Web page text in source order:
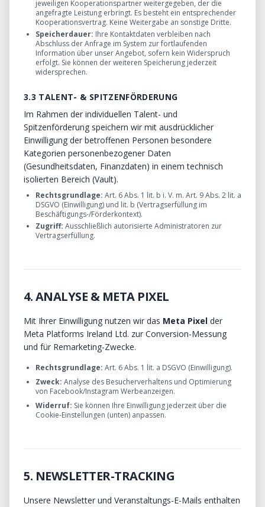
jeweiligen Kooperationspartner weitergegeben, der die
angefragte Leistung erbringt. Es besteht ein entsprechender
Kooperationsvertrag. Keine Weitergabe an sonstige Dritte.
Speicherdauer: Ihre Kontaktdaten verbleiben nach
Abschluss der Anfrage im System zur fortlaufenden
Information über unser Angebot, sofern kein Widerspruch
erfolgt. Sie können der weiteren Speicherung jederzeit
widersprechen.
3.3 TALENT- & SPITZENFÖRDERUNG
Im Rahmen der individuellen Talent- und
Spitzenförderung speichern wir mit ausdrücklicher
Einwilligung der betroffenen Personen besondere
Kategorien personenbezogener Daten
(Gesundheitsdaten, Finanzdaten) in einem technisch
isolierten Bereich (Vault).
Rechtsgrundlage: Art. 6 Abs. 1 lit. b i. V. m. Art. 9 Abs. 2 lit. a
DSGVO (Einwilligung) und lit. b (Vertragserfüllung im
Beschäftigungs-/Förderkontext).
Zugriff: Ausschließlich autorisierte Administratoren zur
Vertragserfüllung.
4. ANALYSE & META PIXEL
Mit Ihrer Einwilligung nutzen wir das Meta Pixel der
Meta Platforms Ireland Ltd. zur Conversion-Messung
und für Remarketing-Zwecke.
Rechtsgrundlage: Art. 6 Abs. 1 lit. a DSGVO (Einwilligung).
Zweck: Analyse des Besucherverhaltens und Optimierung
von Facebook/Instagram Werbeanzeigen.
Widerruf: Sie können Ihre Einwilligung jederzeit über die
Cookie-Einstellungen (unten) anpassen.
5. NEWSLETTER-TRACKING
Unsere Newsletter und Veranstaltungs-E-Mails enthalten